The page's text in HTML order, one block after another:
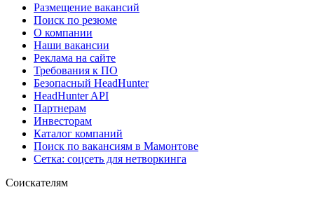
Размещение вакансий
Поиск по резюме
О компании
Наши вакансии
Реклама на сайте
Требования к ПО
Безопасный HeadHunter
HeadHunter API
Партнерам
Инвесторам
Каталог компаний
Поиск по вакансиям в Мамонтове
Сетка: соцсеть для нетворкинга
Соискателям